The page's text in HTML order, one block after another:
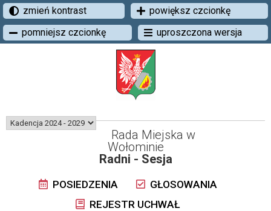
zmień kontrast
powiększ czcionkę
pomniejsz czcionkę
uproszczona wersja
Rada Miejska w
Wołominie
Radni - Sesja
POSIEDZENIA
GŁOSOWANIA
REJESTR UCHWAŁ